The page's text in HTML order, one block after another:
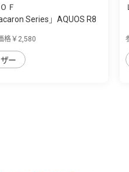
Ｆ
Series」AQUOS R8
格￥2,580
ー